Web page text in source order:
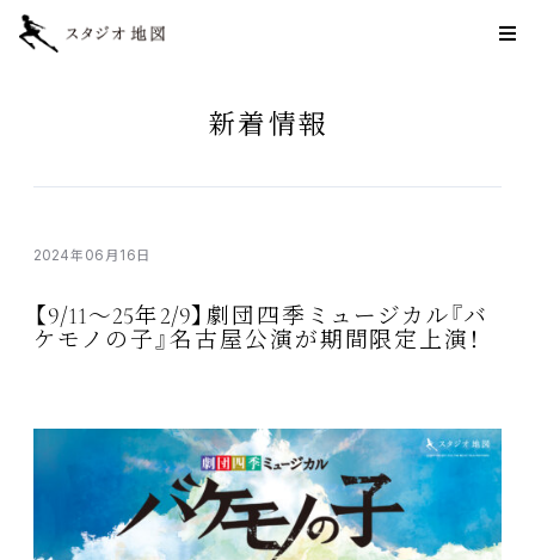
新着情報
2024年 06 月 16 日
【9/11～25年2/9】 劇団四季 ミュージカル『バ
ケモノの 子』 名古屋公演が期間限定上演 ！